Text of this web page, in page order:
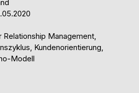
Management,
Kundenorientierung,
Modell